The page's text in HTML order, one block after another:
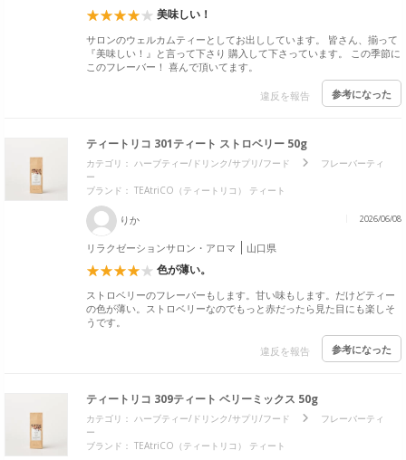
美味しい！
サロンのウェルカムティーとしてお出ししています。 皆さん、揃って
『美味しい！』と言って下さり 購入して下さっています。 この季節に
このフレーバー！ 喜んで頂いてます。
違反を報告 参考になった
ティートリコ 301ティート ストロベリー 50g
カテゴリ： ハーブティー/ドリンク/サプリ/フード
フレーバーティ
ー
ブランド： TEAtriCO（ティートリコ） ティート
りか 2026/06/08
リラクゼーションサロン・アロマ 山口県
色が薄い。
ストロベリーのフレーバーもします。甘い味もします。だけどティー
の色が薄い。ストロベリーなのでもっと赤だったら見た目にも楽しそ
うです。
違反を報告 参考になった
ティートリコ 309ティート ベリーミックス 50g
カテゴリ： ハーブティー/ドリンク/サプリ/フード
フレーバーティ
ー
ブランド： TEAtriCO（ティートリコ） ティート